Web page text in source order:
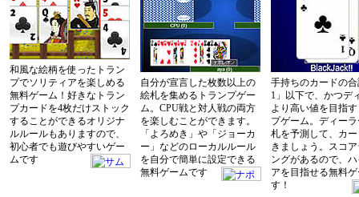
和風な絵柄を使ったトラン
プでソリティアを楽しめる
無料ゲーム！好きなトラン
プカードを4枚だけストック
することができるオリジナ
ルルールもありますので、
初心者でも遊びやすいゲー
ムです
自分が宣言した枚数以上の
絵札を集めるトランプゲー
ム。CPU戦と対人戦の両方
を楽しむことができます。
「よろめき」や「ジョーカ
ー」などのローカルルール
を自分で簡単に設定できる
無料ゲームです
手持ちのカードの
1」以下で、かつデ
より高い値を目指
プゲーム。ディー
札を予測して、カ
きましょう。スコ
ングがあるので、
アを目指せる無料
す！